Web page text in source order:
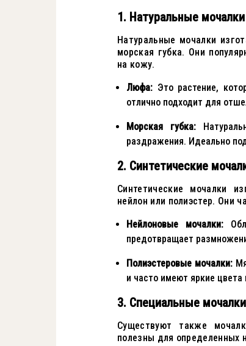
1. Натуральные мочалки
Натуральные мочалки
морская губка. Они
на кожу.
Люфа: Это растение,
отлично подходит для
Морская губка:
раздражения. Идеально
2. Синтетические
Синтетические мочалки
нейлон или полиэстер. Они
Нейлоновые мочалки:
предотвращает
Полиэстеровые мочалки:
и часто имеют яркие
3. Специальные мочалки
Существуют также
полезны для определенных